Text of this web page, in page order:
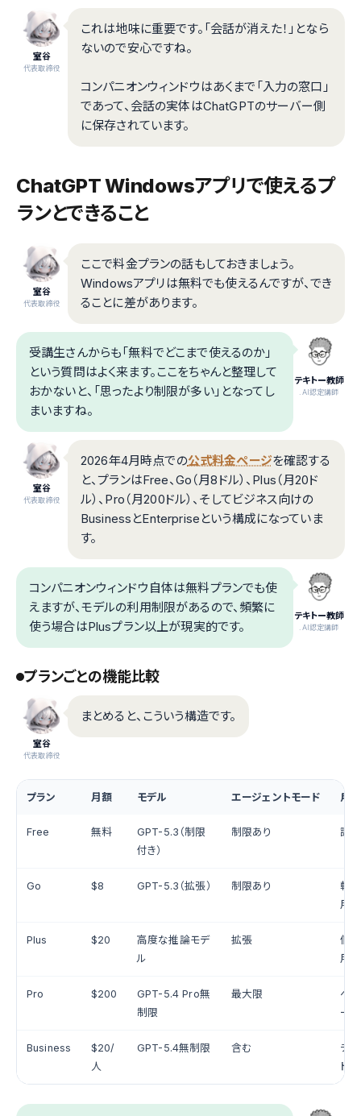
室谷
代表取締役
これは地味に重要です。「会話が消えた！」となら
ないので安心ですね。
コンパニオンウィンドウはあくまで「入力の窓口」
であって、会話の実体はChatGPTのサーバー側
に保存されています。
ChatGPT Windowsアプリで使えるプ
ランとできること
室谷
代表取締役
ここで料金プランの話もしておきましょう。
Windowsアプリは無料でも使えるんですが、でき
ることに差があります。
テキトー教師
.AI認定講師
受講生さんからも「無料でどこまで使えるのか」
という質問はよく来ます。ここをちゃんと整理して
おかないと、「思ったより制限が多い」となってし
まいますね。
室谷
代表取締役
2026年4月時点での公式料金ページを確認する
と、プランはFree、Go（月8ドル）、Plus（月20ド
ル）、Pro（月200ドル）、そしてビジネス向けの
BusinessとEnterpriseという構成になっていま
す。
テキトー教師
.AI認定講師
コンパニオンウィンドウ自体は無料プランでも使
えますが、モデルの利用制限があるので、頻繁に
使う場合はPlusプラン以上が現実的です。
プランごとの機能比較
室谷
代表取締役
まとめると、こういう構造です。
プラン 月額 モデル エージェントモード 用途
Free 無料
GPT-5.3（制限
付き）
制限あり 試
Go $8 GPT-5.3（拡張） 制限あり
軽
用
Plus $20
高度な推論モデ
ル
拡張
個
用途
Pro $200
GPT-5.4 Pro無
制限
最大限
ヘ
ー
Business
$20/
人
GPT-5.4無制限 含む
チ
ト